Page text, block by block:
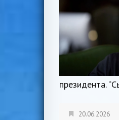
президента.
20.06.2026